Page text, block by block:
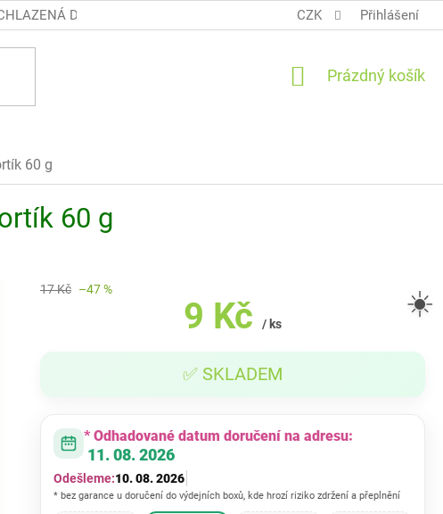
DOPRAVA COOL BALÍK OBCHODNÍ PODMÍNKY TERUNKY
CZK Přihlášení
NÁKUPNÍ
Prázdný košík
60 g
60 g
17 Kč –47 %
9 Kč / ks
Měrná
✅ SKLADEM
☀️
* Odhadované datum doručení na adresu:
11. 08. 2026
Odešleme:10. 08. 2026
* bez garance u doručení do výdejních boxů, kde hrozí riziko zdržení a přeplnění